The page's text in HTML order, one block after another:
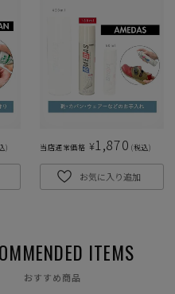
当店通常価格 ¥1,870 税込
お気に入り追加
おすすめ商品